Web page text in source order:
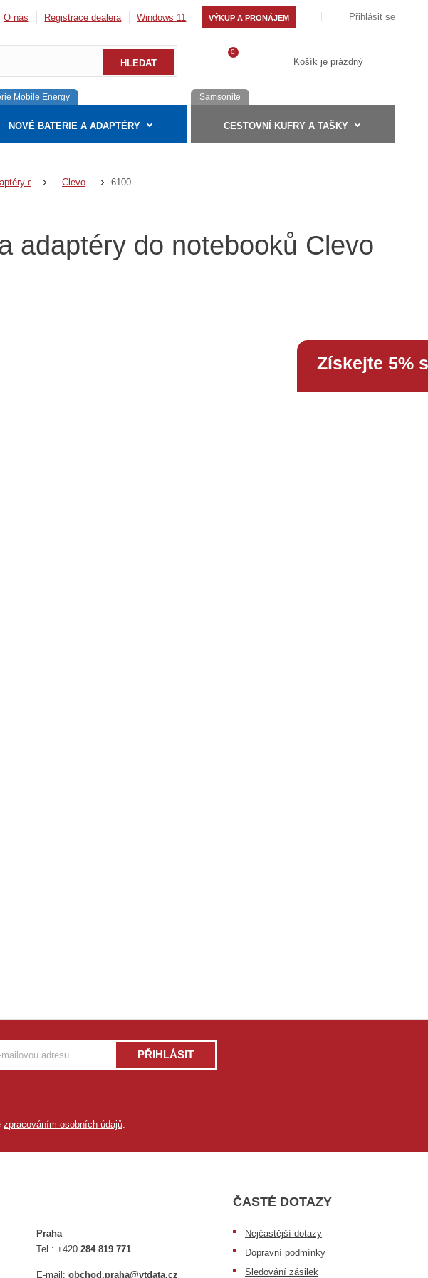
O nás Registrace dealera Windows 11 VÝKUP A PRONÁJEM Přihlásit se
0
Košík je prázdný
Mobile Energy
NOVÉ BATERIE A ADAPTÉRY
Samsonite
CESTOVNÍ KUFRY A TAŠKY
do notebooků
Clevo 6100
adaptéry do notebooků Clevo
PŘIHLÁSIT
zpracováním osobních údajů
Získejte 5%
Praha
Tel.:+420284 819 771
E-mail:obchod.praha@vtdata.cz
ČASTÉ DOTAZY
Nejčastější dotazy
Dopravní podmínky
Sledování zásilek